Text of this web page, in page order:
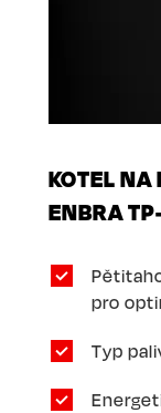
KOTEL NA
ENBRA
pro
Typ